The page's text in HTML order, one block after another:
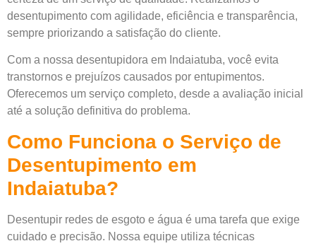
desentupimento com agilidade, eficiência e transparência,
sempre priorizando a satisfação do cliente.
Com a nossa desentupidora em Indaiatuba, você evita
transtornos e prejuízos causados por entupimentos.
Oferecemos um serviço completo, desde a avaliação inicial
até a solução definitiva do problema.
Como Funciona o Serviço de
Desentupimento em
Indaiatuba?
Desentupir redes de esgoto e água é uma tarefa que exige
cuidado e precisão. Nossa equipe utiliza técnicas